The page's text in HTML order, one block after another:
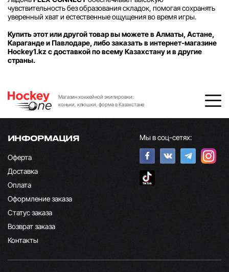
чувствительность без образования складок, помогая сохранять
уверенный хват и естественные ощущения во время игры.
Купить этот или другой товар вы можете в Алматы, Астане,
Караганде и Павлодаре, либо заказать в интернет-магазине
Hockey1.kz с доставкой по всему Казахстану и в другие
страны.
Магазин хоккейной экипировки:
коньки, клюшки, форма в Казахстане
ИНФОРМАЦИЯ
Оферта
Доставка
Оплата
Оформление заказа
Статус заказа
Возврат заказа
Контакты
Мы в соц-сетях: